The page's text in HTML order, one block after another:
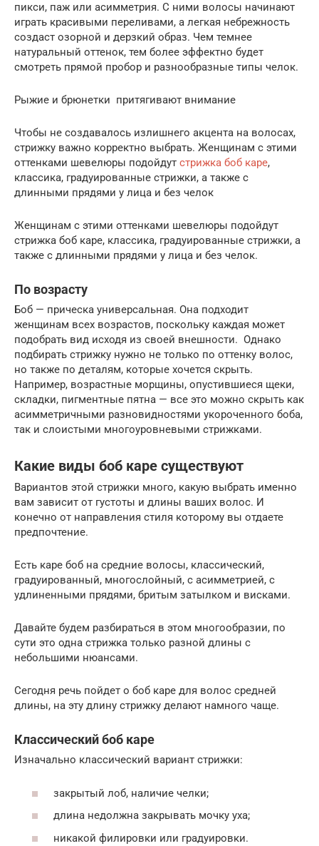
пикси, паж или асимметрия. С ними волосы начинают
играть красивыми переливами, а легкая небрежность
создаст озорной и дерзкий образ. Чем темнее
натуральный оттенок, тем более эффектно будет
смотреть прямой пробор и разнообразные типы челок.
Рыжие и брюнетки притягивают внимание
Чтобы не создавалось излишнего акцента на волосах,
стрижку важно корректно выбрать. Женщинам с этими
оттенками шевелюры подойдут стрижка боб каре,
классика, градуированные стрижки, а также с
длинными прядями у лица и без челок
Женщинам с этими оттенками шевелюры подойдут
стрижка боб каре, классика, градуированные стрижки, а
также с длинными прядями у лица и без челок.
По возрасту
Боб — прическа универсальная. Она подходит
женщинам всех возрастов, поскольку каждая может
подобрать вид исходя из своей внешности. Однако
подбирать стрижку нужно не только по оттенку волос,
но также по деталям, которые хочется скрыть.
Например, возрастные морщины, опустившиеся щеки,
складки, пигментные пятна — все это можно скрыть как
асимметричными разновидностями укороченного боба,
так и слоистыми многоуровневыми стрижками.
Какие виды боб каре существуют
Вариантов этой стрижки много, какую выбрать именно
вам зависит от густоты и длины ваших волос. И
конечно от направления стиля которому вы отдаете
предпочтение.
Есть каре боб на средние волосы, классический,
градуированный, многослойный, с асимметрией, с
удлиненными прядями, бритым затылком и висками.
Давайте будем разбираться в этом многообразии, по
сути это одна стрижка только разной длины с
небольшими нюансами.
Сегодня речь пойдет о боб каре для волос средней
длины, на эту длину стрижку делают намного чаще.
Классический боб каре
Изначально классический вариант стрижки:
закрытый лоб, наличие челки;
длина недолжна закрывать мочку уха;
никакой филировки или градуировки.